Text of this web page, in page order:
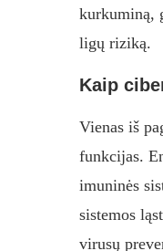
kurkuminą,
ligų riziką.
Kaip
Vienas iš
funkcijas.
imuninės
sistemos
virusų